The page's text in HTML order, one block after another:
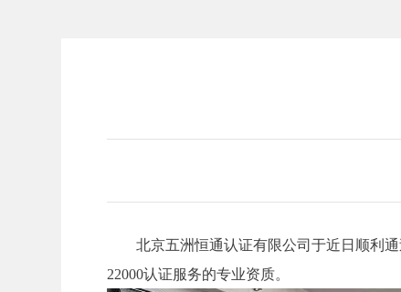
北京五洲恒通认证有限公司于近日顺利
22000认证服务的专业资质。